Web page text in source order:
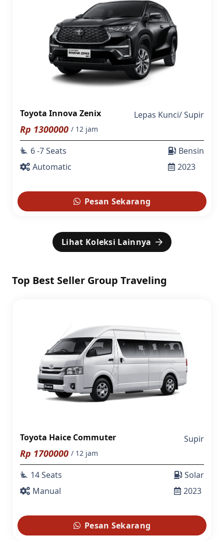
Toyota Innova Zenix Lepas Kunci/Supir
Rp 1300000 / 12 jam
airline_seat_recline_extra 6 -7 Seats
Automatic
Bensin
2023
Pesan Sekarang
Lihat Koleksi Lainnya
Top Best Seller Group Traveling
Toyota Haice Commuter Supir
Rp 1700000 / 12 jam
airline_seat_recline_extra 14 Seats
Manual
Solar
2023
Pesan Sekarang